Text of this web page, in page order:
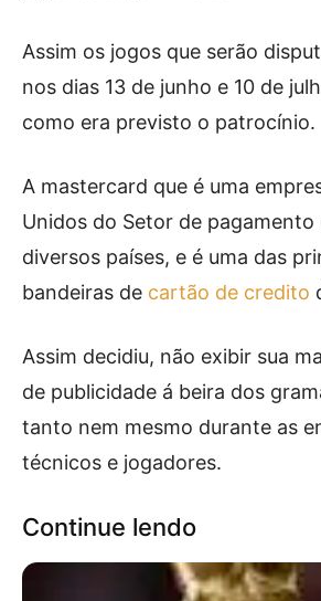
Assim os jogos que serão
nos dias 13 de junho e 10 de
como era previsto o patrocínio.
A mastercard que é uma
Unidos do Setor de pagamento
diversos países, e é uma das
bandeiras de cartão de credito
Assim decidiu, não exibir sua
de publicidade á beira dos
tanto nem mesmo durante as
técnicos e jogadores.
Continue lendo